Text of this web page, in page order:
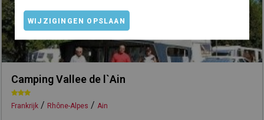
WIJZIGINGEN OPSLAAN
Camping Vallee de l`Ain
Frankrijk / Rhône-Alpes / Ain